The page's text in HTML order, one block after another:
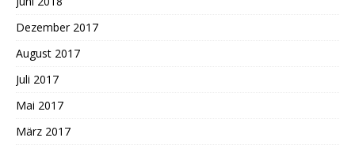
Dezember 2017
August 2017
Juli 2017
Mai 2017
März 2017